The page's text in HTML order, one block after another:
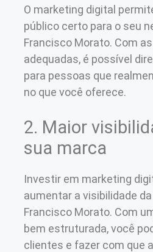
O marketing digital
público certo para o seu
Francisco Morato. Com
adequadas, é possível
para pessoas que
no que você oferece.
2. Maior
sua marca
Investir em marketing
aumentar a visibilidade
Francisco Morato. Com
bem estruturada, você
clientes e fazer com que